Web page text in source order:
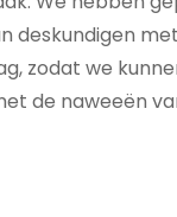
deskundigen met
zodat we
de naweeën